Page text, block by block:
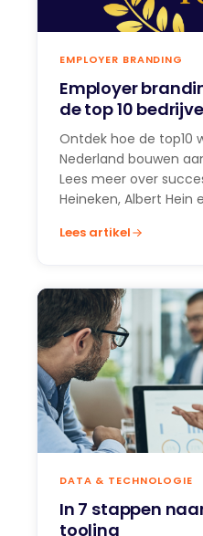
EMPLOYER BRANDING
Employer
de top 10
Ontdek hoe de top10
Nederland bouwen
Lees meer over
Heineken, Albert Hein
Lees artikel
DATA & TECHNOLOGIE
In 7 stappen
tooling